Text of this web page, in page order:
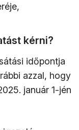
kérni?
időpontja
azzal, hogy
január 1-jén